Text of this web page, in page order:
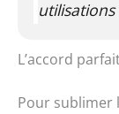
utilisations
L’accord
Pour sublimer